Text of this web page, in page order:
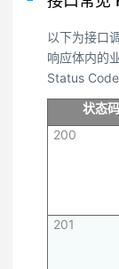
以下为接口
响应体内的
Status
状态码
200
201